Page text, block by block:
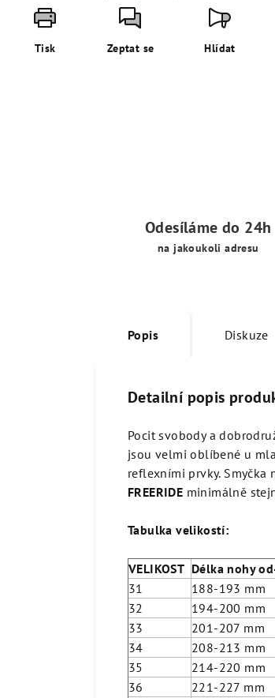
Tisk Zeptat se Hlídat
Odesíláme do 24h
na jakoukoli adresu
Popis Diskuze
Detailní popis
Pocit svobody a
jsou velmi oblíbené u
reflexními prvky. Smyčka
FREERIDE minimálně
Tabulka velikostí:
VELIKOST Délka nohy
31
188-193 mm
32
194-200 mm
33
201-207 mm
34
208-213 mm
35
214-220 mm
36
221-227 mm